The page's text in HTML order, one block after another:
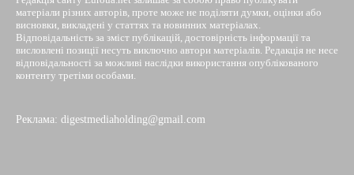
матеріали різних авторів, проте може не поділяти думки, оцінки або
висновки, викладені у статтях та новинних матеріалах.
Відповідальність за зміст публікацій, достовірність інформації та
висловлені позиції несуть виключно автори матеріалів. Редакція не несе
відповідальності за можливі наслідки використання опублікованого
контенту третіми особами.
Реклама: digestmediaholding@gmail.com